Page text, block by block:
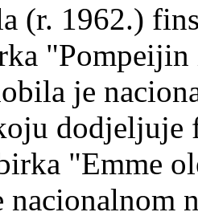
(r. 1962.)
je
"Emme
nacionalnom